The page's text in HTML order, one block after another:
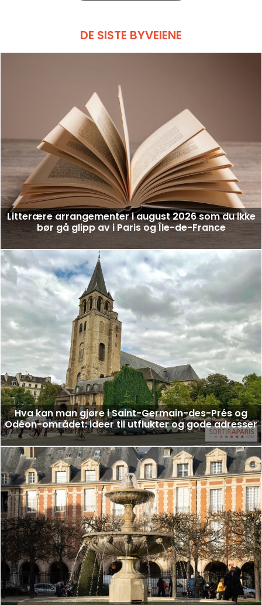
DE SISTE BYVEIENE
Litterære arrangementer i august 2026 som du ikke
bør gå glipp av i Paris og Île-de-France
Hva kan man gjøre i Saint-Germain-des-Prés og
Odéon-området: ideer til utflukter og gode adresser